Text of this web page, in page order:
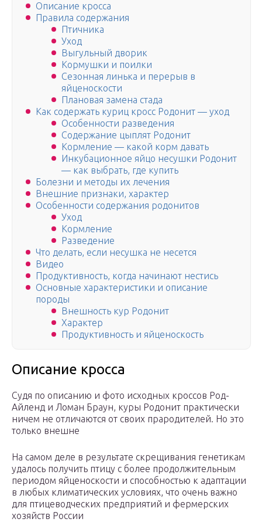
Описание кросса
Правила содержания
Птичника
Уход
Выгульный дворик
Кормушки и поилки
Сезонная линька и перерыв в
яйценоскости
Плановая замена стада
Как содержать куриц кросс Родонит — уход
Особенности разведения
Содержание цыплят Родонит
Кормление — какой корм давать
Инкубационное яйцо несушки Родонит
— как выбрать, где купить
Болезни и методы их лечения
Внешние признаки, характер
Особенности содержания родонитов
Уход
Кормление
Разведение
Что делать, если несушка не несется
Видео
Продуктивность, когда начинают нестись
Основные характеристики и описание
породы
Внешность кур Родонит
Характер
Продуктивность и яйценоскость
Описание кросса
Судя по описанию и фото исходных кроссов Род-
Айленд и Ломан Браун, куры Родонит практически
ничем не отличаются от своих прародителей. Но это
только внешне
На самом деле в результате скрещивания генетикам
удалось получить птицу с более продолжительным
периодом яйценоскости и способностью к адаптации
в любых климатических условиях, что очень важно
для птицеводческих предприятий и фермерских
хозяйств России